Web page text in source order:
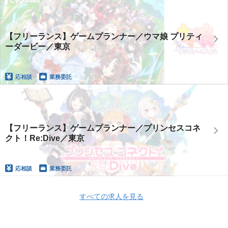
【フリーランス】ゲームプランナー／ウマ娘 プリティ
ーダービー／東京
応相談 業務委託
【フリーランス】ゲームプランナー／プリンセスコネ
クト！Re:Dive／東京
応相談 業務委託
すべての求人を見る